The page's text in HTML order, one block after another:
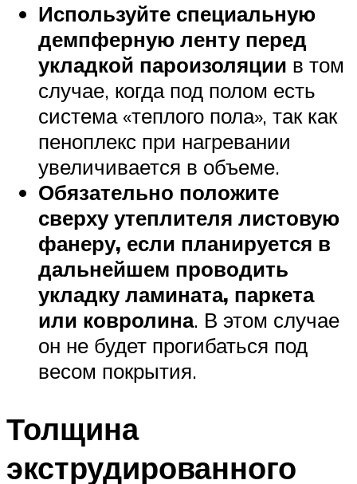
Используйте специальную
демпферную ленту перед
укладкой пароизоляции в том
случае, когда под полом есть
система «теплого пола», так как
пеноплекс при нагревании
увеличивается в объеме.
Обязательно положите
сверху утеплителя листовую
фанеру, если планируется в
дальнейшем проводить
укладку ламината, паркета
или ковролина. В этом случае
он не будет прогибаться под
весом покрытия.
Толщина
экструдированного